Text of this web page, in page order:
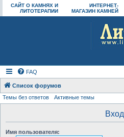
САЙТ О КАМНЯХ И
ЛИТОТЕРАПИИ
ИНТЕРНЕТ-
МАГАЗИН КАМНЕЙ
FAQ
Список форумов
Темы без ответов Активные темы
Вход
Имя пользователя: